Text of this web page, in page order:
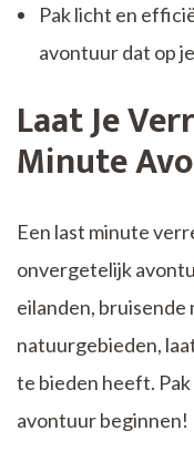
Pak licht en
avontuur dat op
Laat Je
Minute
Een last minute
onvergetelijk
eilanden,
natuurgebieden,
te bieden heeft.
avontuur beginnen!